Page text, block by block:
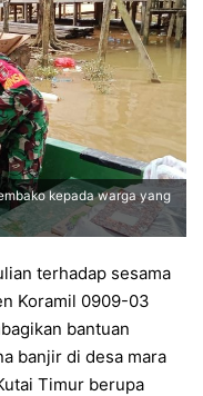
kepada warga yang
terhadap sesama
Koramil 0909-03
bantuan
banjir di desa mara
Timur berupa